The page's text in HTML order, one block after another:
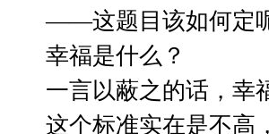
——这题目该如何定
幸福是什么？
一言以蔽之的话，幸
这个标准实在是不高